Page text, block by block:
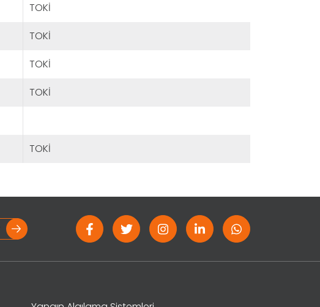
TOKİ
TOKİ
TOKİ
TOKİ
TOKİ